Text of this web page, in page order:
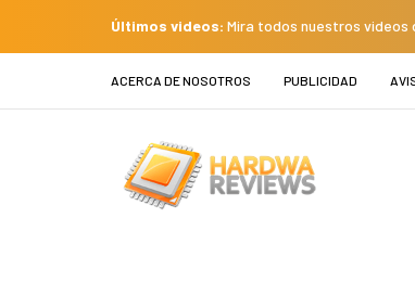
Últimos videos: Mira todos nuestros videos
ACERCA DE NOSOTROS PUBLICIDAD